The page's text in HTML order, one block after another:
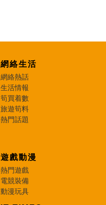
網絡生活
網絡熱話
生活情報
筍買着數
旅遊筍料
熱門話題
遊戲動漫
熱門遊戲
電競裝備
動漫玩具